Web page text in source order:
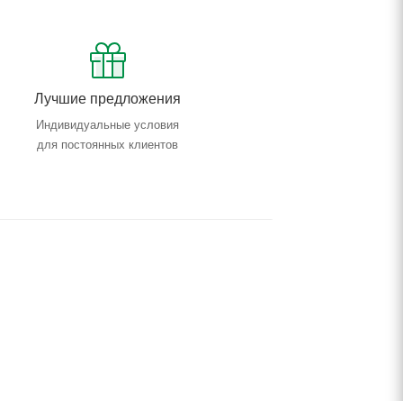
Лучшие предложения
Индивидуальные условия
для постоянных клиентов